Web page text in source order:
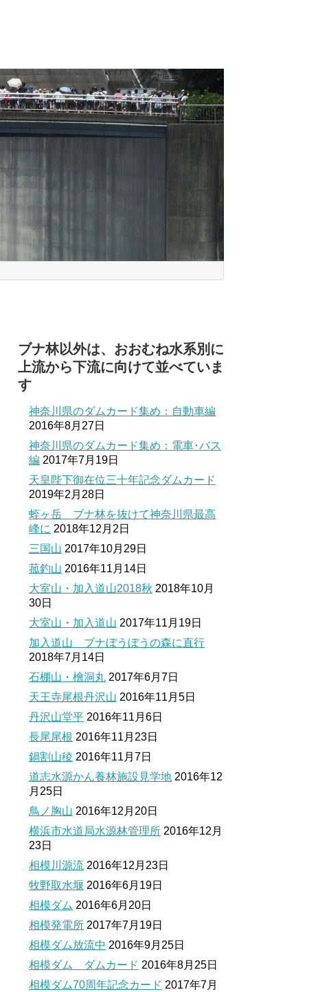
ブナ林以外は、おおむね水系別に
上流から下流に向けて並べていま
す
神奈川県のダムカード集め：自動車編
2016年8月27日
神奈川県のダムカード集め：電車･バス
編 2017年7月19日
天皇陛下御在位三十年記念ダムカード
2019年2月28日
蛭ヶ岳 ブナ林を抜けて神奈川県最高
峰に 2018年12月2日
三国山 2017年10月29日
菰釣山 2016年11月14日
大室山・加入道山2018秋 2018年10月
30日
大室山・加入道山 2017年11月19日
加入道山 ブナぼうぼうの森に直行
2018年7月14日
石棚山・檜洞丸 2017年6月7日
天王寺尾根丹沢山 2016年11月5日
丹沢山堂平 2016年11月6日
長尾尾根 2016年11月23日
鍋割山稜 2016年11月7日
道志水源かん養林施設見学地 2016年12
月25日
鳥ノ胸山 2016年12月20日
横浜市水道局水源林管理所 2016年12月
23日
相模川源流 2016年12月23日
牧野取水堰 2016年6月19日
相模ダム 2016年6月20日
相模発電所 2017年7月19日
相模ダム放流中 2016年9月25日
相模ダム ダムカード 2016年8月25日
相模ダム70周年記念カード 2017年7月